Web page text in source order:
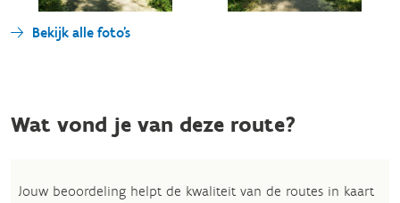
Bekijk alle foto's
Wat vond je van deze route?
Jouw beoordeling helpt de kwaliteit van de routes in kaart